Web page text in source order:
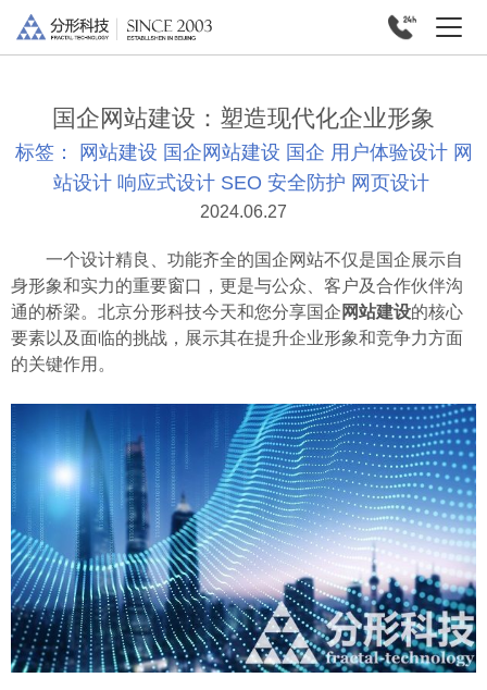
国企网站建设：塑造现代化企业形象
标签： 网站建设 国企网站建设 国企 用户体验设计 网
站设计 响应式设计 SEO 安全防护 网页设计
2024.06.27
一个设计精良、功能齐全的国企网站不仅是国企展示自
身形象和实力的重要窗口，更是与公众、客户及合作伙伴沟
通的桥梁。北京分形科技今天和您分享国企 网站建设的核心
要素以及面临的挑战，展示其在提升企业形象和竞争力方面
的关键作用。